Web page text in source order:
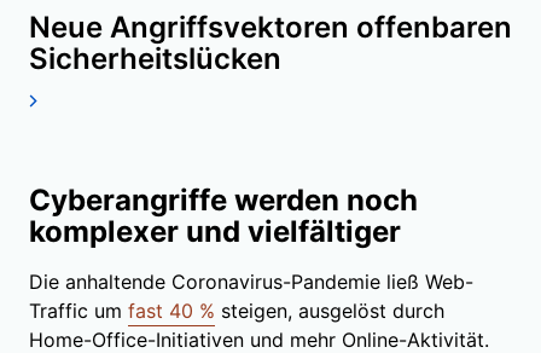
Neue Angriffsvektoren offenbaren
Sicherheitslücken
Cyberangriffe werden noch
komplexer und vielfältiger
Die anhaltende Coronavirus-Pandemie ließ Web-
Traffic um fast 40 % steigen, ausgelöst durch
Home-Office-Initiativen und mehr Online-Aktivität.